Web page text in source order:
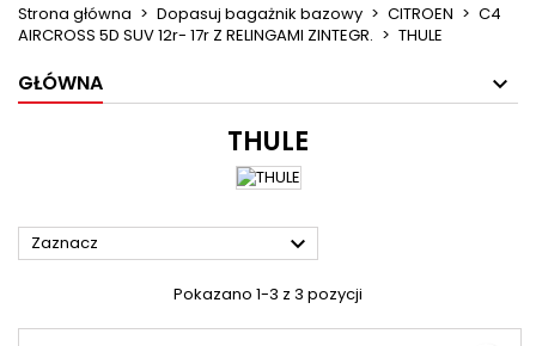
Strona główna Dopasuj bagażnik bazowy CITROEN
C4
AIRCROSS 5D SUV 12r- 17r Z RELINGAMI ZINTEGR.
THULE
GŁÓWNA
THULE
Zaznacz 
Pokazano 1-3 z 3 pozycji
Anuluj Utwórz listę życzeń